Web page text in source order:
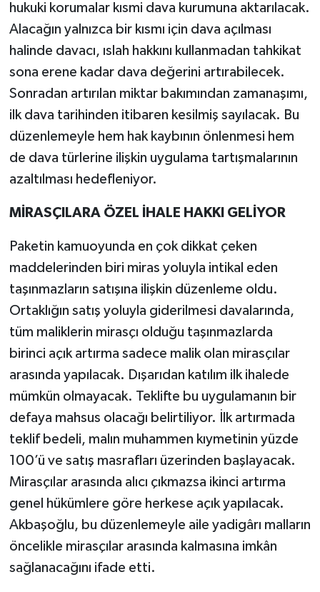
hukuki korumalar kısmi dava kurumuna aktarılacak.
Alacağın yalnızca bir kısmı için dava açılması
halinde davacı, ıslah hakkını kullanmadan tahkikat
sona erene kadar dava değerini artırabilecek.
Sonradan artırılan miktar bakımından zamanaşımı,
ilk dava tarihinden itibaren kesilmiş sayılacak. Bu
düzenlemeyle hem hak kaybının önlenmesi hem
de dava türlerine ilişkin uygulama tartışmalarının
azaltılması hedefleniyor.
MİRASÇILARA ÖZEL İHALE HAKKI GELİYOR
Paketin kamuoyunda en çok dikkat çeken
maddelerinden biri miras yoluyla intikal eden
taşınmazların satışına ilişkin düzenleme oldu.
Ortaklığın satış yoluyla giderilmesi davalarında,
tüm maliklerin mirasçı olduğu taşınmazlarda
birinci açık artırma sadece malik olan mirasçılar
arasında yapılacak. Dışarıdan katılım ilk ihalede
mümkün olmayacak. Teklifte bu uygulamanın bir
defaya mahsus olacağı belirtiliyor. İlk artırmada
teklif bedeli, malın muhammen kıymetinin yüzde
100’ü ve satış masrafları üzerinden başlayacak.
Mirasçılar arasında alıcı çıkmazsa ikinci artırma
genel hükümlere göre herkese açık yapılacak.
Akbaşoğlu, bu düzenlemeyle aile yadigârı malların
öncelikle mirasçılar arasında kalmasına imkân
sağlanacağını ifade etti.